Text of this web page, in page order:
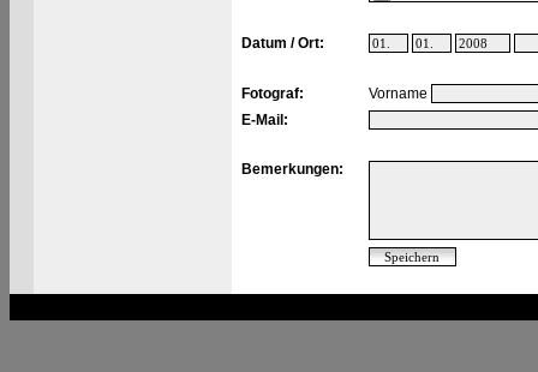
Datum / Ort:
Fotograf:
Vorname
E-Mail:
Bemerkungen: